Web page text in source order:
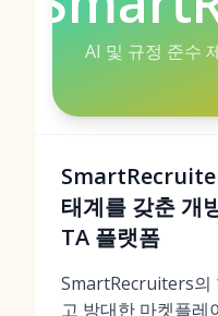
AI 및 규정 준수
태계를 갖춘 개
TA 플랫폼
SmartRecruiters의
고 방대한 마켓플레